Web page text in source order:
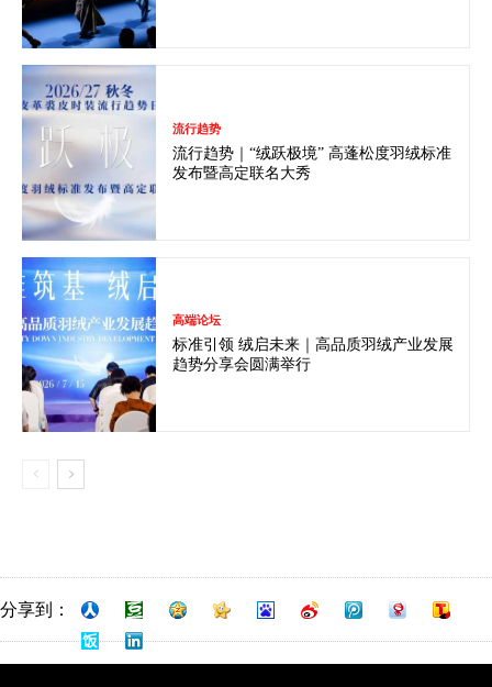
流行趋势
流行趋势｜“绒跃极境” 高蓬松度羽绒标准
发布暨高定联名大秀
高端论坛
标准引领 绒启未来｜高品质羽绒产业发展
趋势分享会圆满举行
分享到：